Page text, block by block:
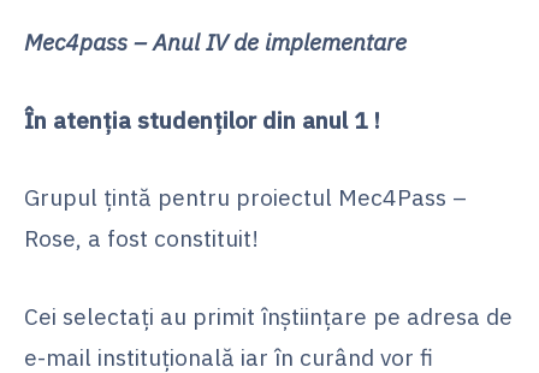
Mec4pass – Anul IV de implementare
În atenția studenților din anul 1 !
Grupul țintă pentru proiectul Mec4Pass –
Rose, a fost constituit!
Cei selectați au primit înștiințare pe adresa de
e-mail instituțională iar în curând vor fi